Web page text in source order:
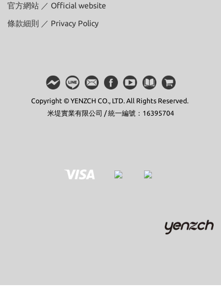
官方網站 ／ Official website
條款細則 ／ Privacy Policy
Copyright © YENZCH CO., LTD. All Rights Reserved.
米堤實業有限公司 / 統一編號：16395704